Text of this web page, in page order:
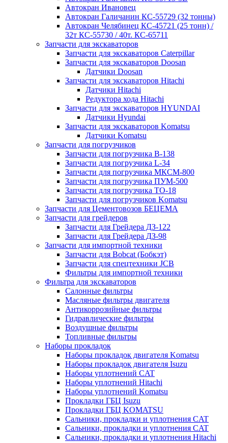
Автокран Ивановец
Автокран Галичанин КС-55729 (32 тонны)
Автокран Челябинец КС-45721 (25 тонн) /
32т КС-55730 / 40т. КС-65711
Запчасти для экскаваторов
Запчасти для экскаваторов Caterpillar
Запчасти для экскаваторов Doosan
Датчики Doosan
Запчасти для экскаваторов Hitachi
Датчики Hitachi
Редуктора хода Hitachi
Запчасти для экскаваторов HYUNDAI
Датчики Hyundai
Запчасти для экскаваторов Komatsu
Датчики Komatsu
Запчасти для погрузчиков
Запчасти для погрузчика B-138
Запчасти для погрузчика L-34
Запчасти для погрузчика МКСМ-800
Запчасти для погрузчика ПУМ-500
Запчасти для погрузчика ТО-18
Запчасти для погрузчиков Komatsu
Запчасти для Цементовозов БЕЦЕМА
Запчасти для грейдеров
Запчасти для Грейдера ДЗ-122
Запчасти для Грейдера ДЗ-98
Запчасти для импортной техники
Запчасти для Bobcat (Бобкэт)
Запчасти для спецтехники JCB
Фильтры для импортной техники
Фильтра для экскаваторов
Салонные фильтры
Масляные фильтры двигателя
Антикоррозийные фильтры
Гидравлические фильтры
Воздушные фильтры
Топливные фильтры
Наборы прокладок
Наборы прокладок двигателя Komatsu
Наборы прокладок двигателя Isuzu
Наборы уплотнений CAT
Наборы уплотнений Hitachi
Наборы уплотнений Komatsu
Прокладки ГБЦ Isuzu
Прокладки ГБЦ KOMATSU
Сальники, прокладки и уплотнения CAT
Сальники, прокладки и уплотнения CAT
Сальники, прокладки и уплотнения Hitachi